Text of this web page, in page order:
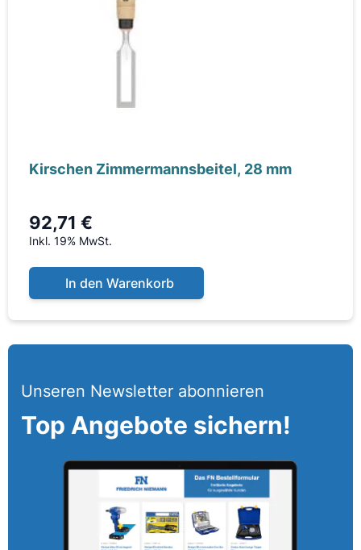
Kirschen Zimmermannsbeitel, 28 mm
92,71 €
Inkl. 19% MwSt.
In den Warenkorb
Unseren Newsletter abonnieren
Top Angebote sichern!